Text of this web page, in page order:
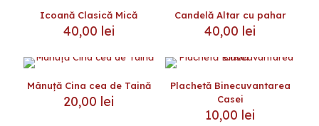
Icoană Clasică Mică
40,00 lei
produs
mai
multe
Candelă Altar cu pahar
40,00 lei
Mânuță Cina cea de Taină
20,00 lei
Plachetă Binecuvantarea
Casei
10,00 lei